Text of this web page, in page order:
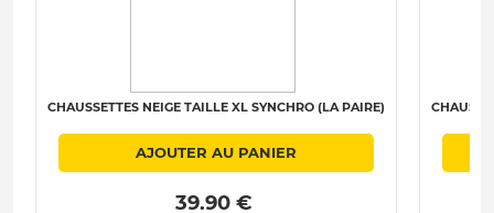
CHAUSSETTES NEIGE TAILLE XL SYNCHRO (LA PAIRE)
AJOUTER AU PANIER
39.90 €